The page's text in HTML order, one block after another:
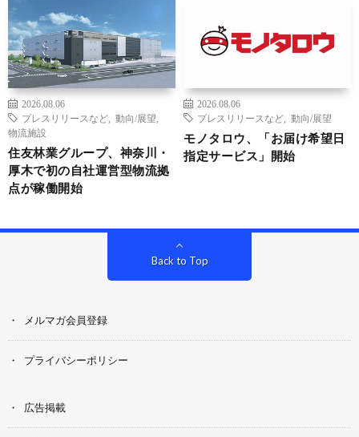
2026.08.06
プレスリリースなど
動向/展望
物流施設
住友林業グループ、神奈川・
厚木で初の自社運営型物流拠
点が稼働開始
2026.08.06
プレスリリースなど
動向/展望
モノタロウ、「お届け希望日
指定サービス」開始
Back to Top
メルマガ会員登録
プライバシーポリシー
広告掲載